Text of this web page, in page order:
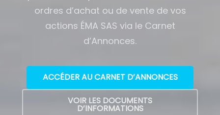
ordres d’achat ou de vente de vos
actions ÉMA SAS via le Carnet
d’Annonces.
ACCÉDER AU CARNET D’ANNONCES
VOIR LES DOCUMENTS
D’INFORMATIONS